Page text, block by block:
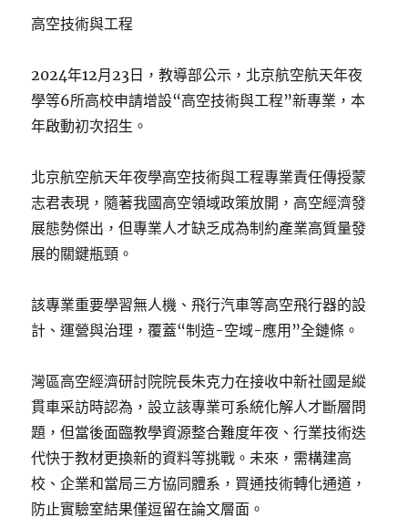
高空技術與工程
2024年12月23日，教導部公示，北京航空航天年夜
學等6所高校申請增設“高空技術與工程”新專業，本
年啟動初次招生。
北京航空航天年夜學高空技術與工程專業責任傳授蒙
志君表現，隨著我國高空領域政策放開，高空經濟發
展態勢傑出，但專業人才缺乏成為制約產業高質量發
展的關鍵瓶頸。
該專業重要學習無人機、飛行汽車等高空飛行器的設
計、運營與治理，覆蓋“制造-空域-應用”全鏈條。
灣區高空經濟研討院院長朱克力在接收中新社國是縱
貫車采訪時認為，設立該專業可系統化解人才斷層問
題，但當後面臨教學資源整合難度年夜、行業技術迭
代快于教材更換新的資料等挑戰。未來，需構建高
校、企業和當局三方協同體系，買通技術轉化通道，
防止實驗室結果僅逗留在論文層面。